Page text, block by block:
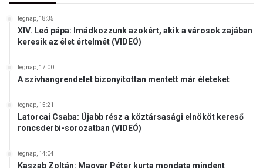
tegnap, 18:35
XIV. Leó pápa: Imádkozzunk azokért, akik a városok zajában
keresik az élet értelmét (VIDEÓ)
tegnap, 17:00
A szívhangrendelet bizonyítottan mentett már életeket
tegnap, 15:21
Latorcai Csaba: Újabb rész a köztársasági elnököt kereső
roncsderbi-sorozatban (VIDEÓ)
tegnap, 14:04
Kaszab Zoltán: Magyar Péter kurta mondata mindent